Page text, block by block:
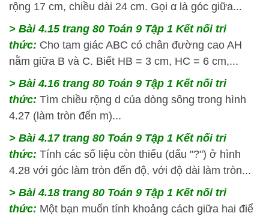
rộng 17 cm, chiều dài 24 cm. Gọi α là góc giữa...
> Bài 4.15 trang 80 Toán 9 Tập 1 Kết nối tri
thức: Cho tam giác ABC có chân đường cao AH
nằm giữa B và C. Biết HB = 3 cm, HC = 6 cm,...
> Bài 4.16 trang 80 Toán 9 Tập 1 Kết nối tri
thức: Tìm chiều rộng d của dòng sông trong hình
4.27 (làm tròn đến m)...
> Bài 4.17 trang 80 Toán 9 Tập 1 Kết nối tri
thức: Tính các số liệu còn thiếu (dấu "?") ở hình
4.28 với góc làm tròn đến độ, với độ dài làm tròn...
> Bài 4.18 trang 80 Toán 9 Tập 1 Kết nối tri
thức: Một bạn muốn tính khoảng cách giữa hai điể